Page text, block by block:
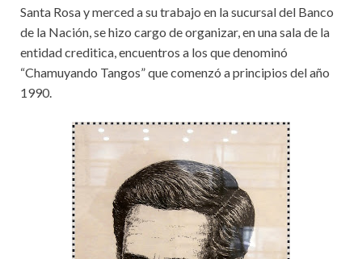
Santa Rosa y merced a su trabajo en la sucursal del Banco
de la Nación, se hizo cargo de organizar, en una sala de la
entidad creditica, encuentros a los que denominó
“Chamuyando Tangos” que comenzó a principios del año
1990.